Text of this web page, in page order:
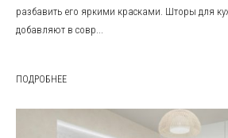
разбавить его яркими красками. Шторы для
добавляют в совр...
ПОДРОБНЕЕ